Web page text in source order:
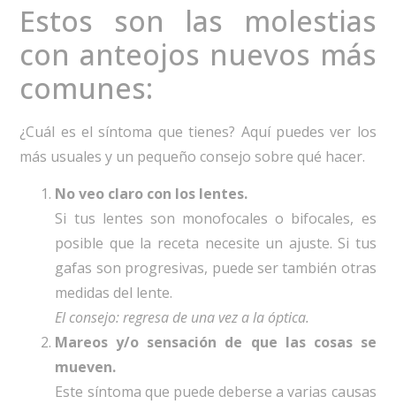
Estos son las molestias
con anteojos nuevos más
comunes:
¿Cuál es el síntoma que tienes? Aquí puedes ver los
más usuales y un pequeño consejo sobre qué hacer.
No veo claro con los lentes.
Si tus lentes son monofocales o bifocales, es
posible que la receta necesite un ajuste. Si tus
gafas son progresivas, puede ser también otras
medidas del lente.
El consejo: regresa de una vez a la óptica.
Mareos y/o sensación de que las cosas se
mueven.
Este síntoma que puede deberse a varias causas